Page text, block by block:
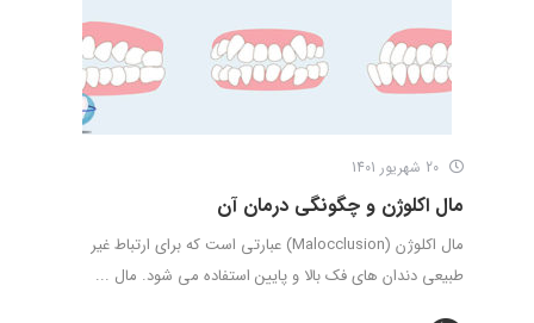
مال اکلوژن و چگونگی درمان آن
مال اکلوژن (Malocclusion) عبارتی است که برای ارتباط غیر
طبیعی دندان های فک بالا و پایین استفاده می شود. مال ...